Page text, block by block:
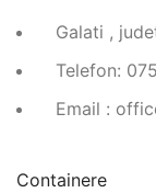
Galati ,
Telefon:
Email :
Containere